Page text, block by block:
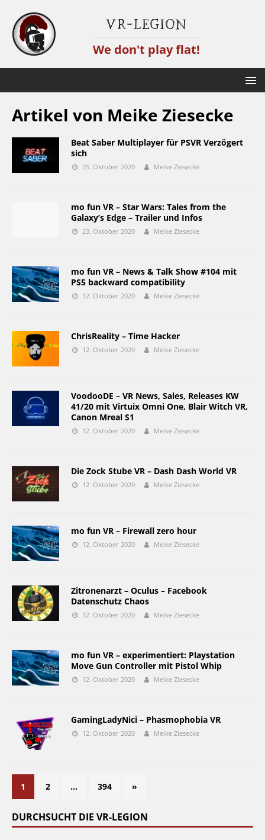
VR-Legion
We don't play flat!
Artikel von Meike Ziesecke
Beat Saber Multiplayer für PSVR Verzögert
sich
25. Oktober 2020 Meike Ziesecke
mo fun VR – Star Wars: Tales from the
Galaxy’s Edge – Trailer und Infos
23. Oktober 2020 Meike Ziesecke
mo fun VR – News & Talk Show #104 mit
PS5 backward compatibility
12. Oktober 2020 Meike Ziesecke
ChrisReality – Time Hacker
12. Oktober 2020 Meike Ziesecke
VoodooDE – VR News, Sales, Releases KW
41/20 mit Virtuix Omni One, Blair Witch VR,
Canon Mreal S1
12. Oktober 2020 Meike Ziesecke
Die Zock Stube VR – Dash Dash World VR
12. Oktober 2020 Meike Ziesecke
mo fun VR – Firewall zero hour
12. Oktober 2020 Meike Ziesecke
Zitronenarzt – Oculus – Facebook
Datenschutz Chaos
12. Oktober 2020 Meike Ziesecke
mo fun VR – experimentiert: Playstation
Move Gun Controller mit Pistol Whip
12. Oktober 2020 Meike Ziesecke
GamingLadyNici – Phasmophobia VR
12. Oktober 2020 Meike Ziesecke
1 2 … 394 »
DURCHSUCHT DIE VR-LEGION